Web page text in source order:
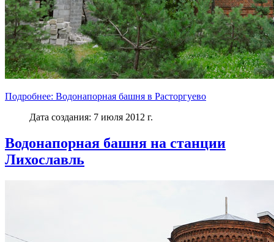
Подробнее: Водонапорная башня в Расторгуево
Дата создания: 7 июля 2012 г.
Водонапорная башня на станции
Лихославль